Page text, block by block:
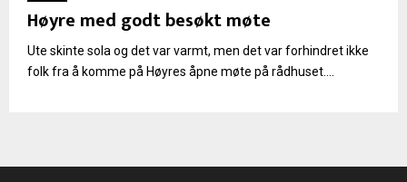
Høyre med godt besøkt møte
Ute skinte sola og det var varmt, men det var forhindret ikke
folk fra å komme på Høyres åpne møte på rådhuset....